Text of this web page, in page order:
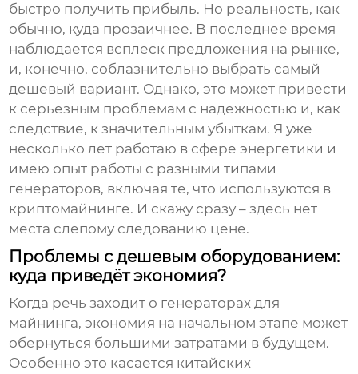
быстро получить прибыль. Но реальность, как
обычно, куда прозаичнее. В последнее время
наблюдается всплеск предложения на рынке,
и, конечно, соблазнительно выбрать самый
дешевый вариант. Однако, это может привести
к серьезным проблемам с надежностью и, как
следствие, к значительным убыткам. Я уже
несколько лет работаю в сфере энергетики и
имею опыт работы с разными типами
генераторов, включая те, что используются в
криптомайнинге. И скажу сразу – здесь нет
места слепому следованию цене.
Проблемы с дешевым оборудованием:
куда приведёт экономия?
Когда речь заходит о генераторах для
майнинга, экономия на начальном этапе может
обернуться большими затратами в будущем.
Особенно это касается китайских